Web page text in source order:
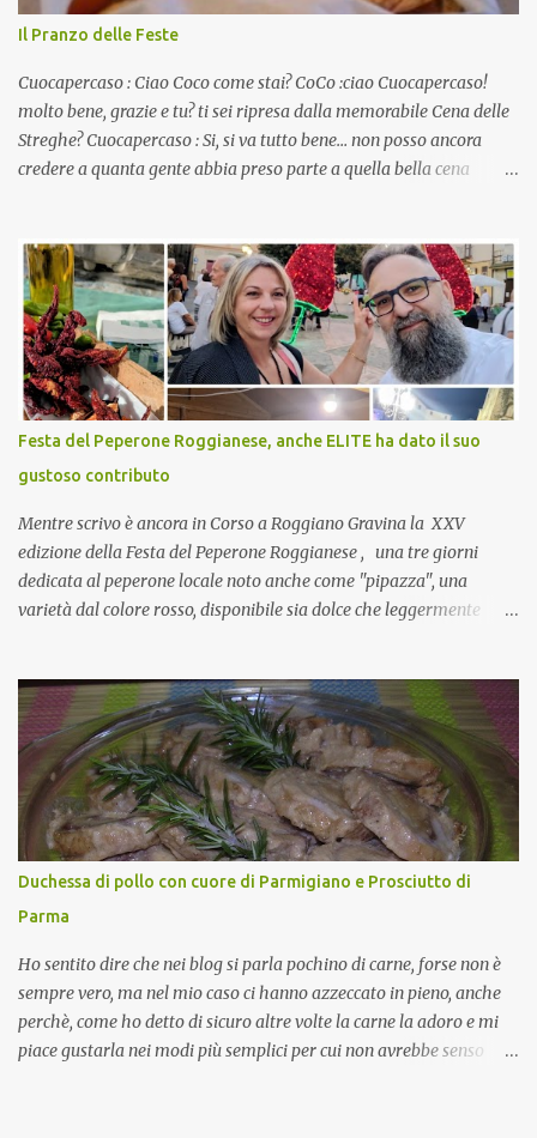
Il Pranzo delle Feste
Cuocapercaso : Ciao Coco come stai? CoCo :ciao Cuocapercaso!
molto bene, grazie e tu? ti sei ripresa dalla memorabile Cena delle
Streghe? Cuocapercaso : Si, si va tutto bene… non posso ancora
credere a quanta gente abbia preso parte a quella bella cena
pranzo, racconta un po'! Perchè io avrò ospiti e cerco degli spunti...
Cuocapercaso : A dire il vero domenica prossima non preparo
nulla perché vado al Pranzo Aziendale di fine anno organizzato dai
mie capi! CoCo : Pranzo aziendale? Una bella idea! Cuocapercaso :
si, è un modo per riunirsi tutti a fine anno e tirare le somme…
naturalmente mangiando tutti insieme, con grande convivialità!
CoCo : è naturale il cibo, come sappiamo bene, funziona spesso da
collante e anche nel lavoro riesce a creare spesso l’ambiente
favorevole per molte belle opportunità, non trovi? Cuocapercaso :
Si, concordo! …addirittura si dice...
Festa del Peperone Roggianese, anche ELITE ha dato il suo
gustoso contributo
Mentre scrivo è ancora in Corso a Roggiano Gravina la XXV
edizione della Festa del Peperone Roggianese , una tre giorni
dedicata al peperone locale noto anche come "pipazza", una
varietà dal colore rosso, disponibile sia dolce che leggermente
(Pat) della Calabria. Un ingrediente versatile in cucina, utilizzato
fresco o essiccato in ricette della tradizione o in piatti innovativi.
Durante la prima serata dell'evento abbiamo avuto prova della
versatilità di questo ingrediente durante il "2° Concorso
Gastronomico di piatti a base di peperone Roggianese" ideato da
Gina Santagata , presidente dell'associazione Mongolfiera, che ha
visto coinvolte tante associazioni attive sul territorio che hanno
voluto partecipare presentando un loro piatto a base di peperone.
Da giurata del concorso insieme agli chef Francesco Luci e ...
Duchessa di pollo con cuore di Parmigiano e Prosciutto di
Parma
Ho sentito dire che nei blog si parla pochino di carne, forse non è
sempre vero, ma nel mio caso ci hanno azzeccato in pieno, anche
perchè, come ho detto di sicuro altre volte la carne la adoro e mi
piace gustarla nei modi più semplici per cui non avrebbe senso